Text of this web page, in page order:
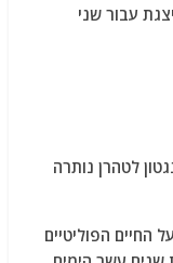
עבור שני
לטהרן נותרה
הפוליטיים